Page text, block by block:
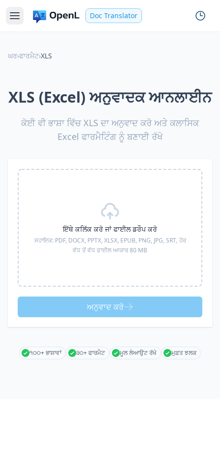
Doc Translator
ਘਰ›ਫਾਰਮੈਟ›XLS
XLS (Excel) ਅਨੁਵਾਦਕ ਆਨਲਾਈਨ
ਕੋਈ ਵੀ ਭਾਸ਼ਾ ਵਿੱਚ XLS ਦਾ ਅਨੁਵਾਦ ਕਰੋ ਅਤੇ ਕਲਾਸਿਕ
Excel ਫਾਰਮੈਟਿੰਗ ਨੂੰ ਬਣਾਈ ਰੱਖੋ
ਇੱਥੇ ਕਲਿੱਕ ਕਰੋ ਜਾਂ ਫਾਈਲ ਡਰੌਪ ਕਰੋ
ਸਹਾਇਕ: PDF, DOCX, PPTX, XLSX, EPUB, PNG, JPG, SRT, ਹੋਰ
ਵੱਧ ਤੋਂ ਵੱਧ ਫਾਈਲ ਆਕਾਰ 80 MB
ਅਨੁਵਾਦ ਕਰੋ
੧੦੦+ ਭਾਸ਼ਾਵਾਂ ੩੦+ ਫਾਰਮੈਟ ਮੂਲ ਲੇਆਉਟ ਰੱਖੋ ਮੁਫ਼ਤ ਝਲਕ